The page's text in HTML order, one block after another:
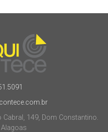
149, Dom Constantino.